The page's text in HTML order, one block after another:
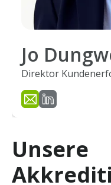
Jo
Direktor
Unsere